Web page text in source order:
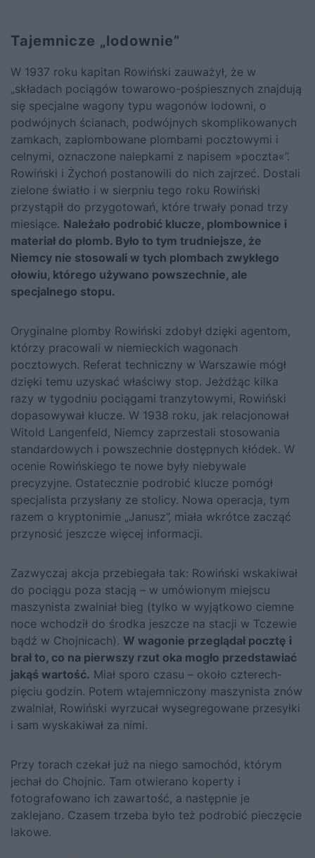
Tajemnicze „lodownie”
W 1937 roku kapitan Rowiński zauważył, że w
„składach pociągów towarowo-pośpiesznych znajdują
się specjalne wagony typu wagonów lodowni, o
podwójnych ścianach, podwójnych skomplikowanych
zamkach, zaplombowane plombami pocztowymi i
celnymi, oznaczone nalepkami z napisem »poczta«”.
Rowiński i Żychoń postanowili do nich zajrzeć. Dostali
zielone światło i w sierpniu tego roku Rowiński
przystąpił do przygotowań, które trwały ponad trzy
miesiące. Należało podrobić klucze, plombownice i
materiał do plomb. Było to tym trudniejsze, że
Niemcy nie stosowali w tych plombach zwykłego
ołowiu, którego używano powszechnie, ale
specjalnego stopu.
Oryginalne plomby Rowiński zdobył dzięki agentom,
którzy pracowali w niemieckich wagonach
pocztowych. Referat techniczny w Warszawie mógł
dzięki temu uzyskać właściwy stop. Jeżdżąc kilka
razy w tygodniu pociągami tranzytowymi, Rowiński
dopasowywał klucze. W 1938 roku, jak relacjonował
Witold Langenfeld, Niemcy zaprzestali stosowania
standardowych i powszechnie dostępnych kłódek. W
ocenie Rowińskiego te nowe były niebywale
precyzyjne. Ostatecznie podrobić klucze pomógł
specjalista przysłany ze stolicy. Nowa operacja, tym
razem o kryptonimie „Janusz”, miała wkrótce zacząć
przynosić jeszcze więcej informacji.
Zazwyczaj akcja przebiegała tak: Rowiński wskakiwał
do pociągu poza stacją – w umówionym miejscu
maszynista zwalniał bieg (tylko w wyjątkowo ciemne
noce wchodził do środka jeszcze na stacji w Tczewie
bądź w Chojnicach). W wagonie przeglądał pocztę i
brał to, co na pierwszy rzut oka mogło przedstawiać
jakąś wartość. Miał sporo czasu – około czterech-
pięciu godzin. Potem wtajemniczony maszynista znów
zwalniał, Rowiński wyrzucał wysegregowane przesyłki
i sam wyskakiwał za nimi.
Przy torach czekał już na niego samochód, którym
jechał do Chojnic. Tam otwierano koperty i
fotografowano ich zawartość, a następnie je
zaklejano. Czasem trzeba było też podrobić pieczęcie
lakowe.